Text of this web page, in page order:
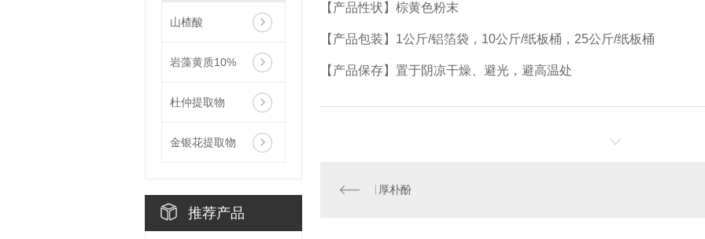
山楂酸
岩藻黄质10%
杜仲提取物
金银花提取物
推荐产品
【产品性状】棕黄色粉末
【产品包装】1公斤/铝箔袋，10公斤/纸板桶，25公斤/纸板桶
【产品保存】置于阴凉干燥、避光，避高温处
厚朴酚